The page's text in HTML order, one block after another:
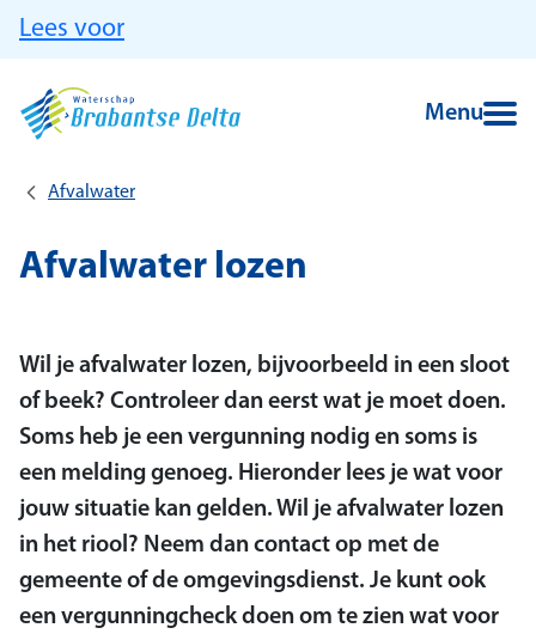
Ga naar hoofdinhoud
Lees voor
Menu
Afvalwater
Afvalwater lozen
Wil je afvalwater lozen, bijvoorbeeld in een sloot
of beek? Controleer dan eerst wat je moet doen.
Soms heb je een vergunning nodig en soms is
een melding genoeg. Hieronder lees je wat voor
jouw situatie kan gelden. Wil je afvalwater lozen
in het riool? Neem dan contact op met de
gemeente of de omgevingsdienst. Je kunt ook
een vergunningcheck doen om te zien wat voor